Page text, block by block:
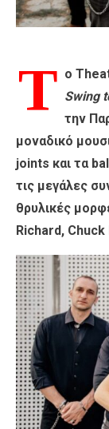
Τ ο
Swing
την
μοναδικό
joints και τα
τις μεγάλες
θρυλικές
Richard, Chuck